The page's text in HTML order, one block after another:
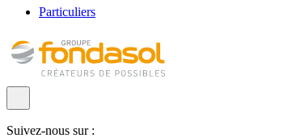
Particuliers
Suivez-nous sur :